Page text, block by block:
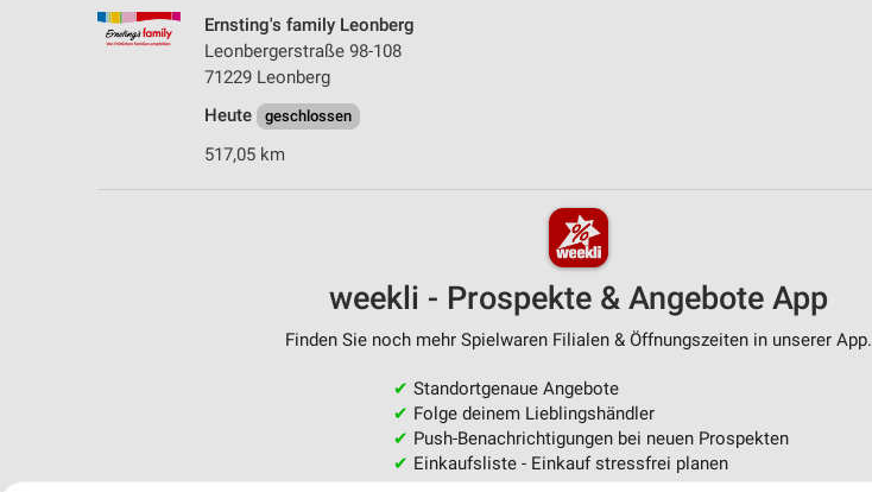
Ernsting's family Leonberg
Leonbergerstraße 98-108
71229 Leonberg
Heute
geschlossen
517,05 km
weekli - Prospekte & Angebote App
Finden Sie noch mehr Spielwaren Filialen & Öffnungszeiten in unserer App.
✔ Standortgenaue Angebote
✔ Folge deinem Lieblingshändler
✔ Push-Benachrichtigungen bei neuen Prospekten
✔ Einkaufsliste - Einkauf stressfrei planen